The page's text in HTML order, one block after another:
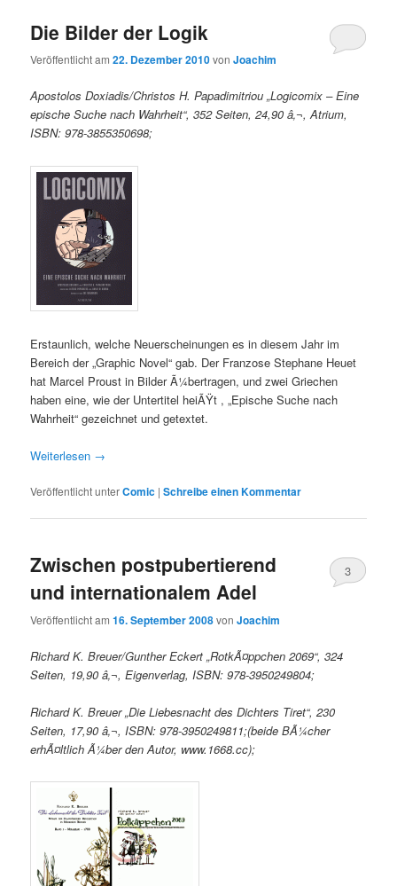
Die Bilder der Logik
Veröffentlicht am22. Dezember 2010vonJoachim
Apostolos Doxiadis/Christos H. Papadimitriou „Logicomix – Eine
epische Suche nach Wahrheit“, 352 Seiten, 24,90 â‚¬, Atrium,
ISBN: 978-3855350698;
Erstaunlich, welche Neuerscheinungen es in diesem Jahr im
Bereich der „Graphic Novel“ gab. Der Franzose Stephane Heuet
hat Marcel Proust in Bilder Ã¼bertragen, und zwei Griechen
haben eine, wie der Untertitel heiÃŸt , „Epische Suche nach
Wahrheit“ gezeichnet und getextet.
Weiterlesen →
Veröffentlicht unterComic |Schreibe einen Kommentar
Zwischen postpubertierend
und internationalem Adel
Veröffentlicht am16. September 2008vonJoachim
3
Richard K. Breuer/Gunther Eckert „RotkÃ¤ppchen 2069“, 324
Seiten, 19,90 â‚¬, Eigenverlag, ISBN: 978-3950249804;
Richard K. Breuer „Die Liebesnacht des Dichters Tiret“, 230
Seiten, 17,90 â‚¬, ISBN: 978-3950249811;(beide BÃ¼cher
erhÃ¤ltlich Ã¼ber den Autor, www.1668.cc);